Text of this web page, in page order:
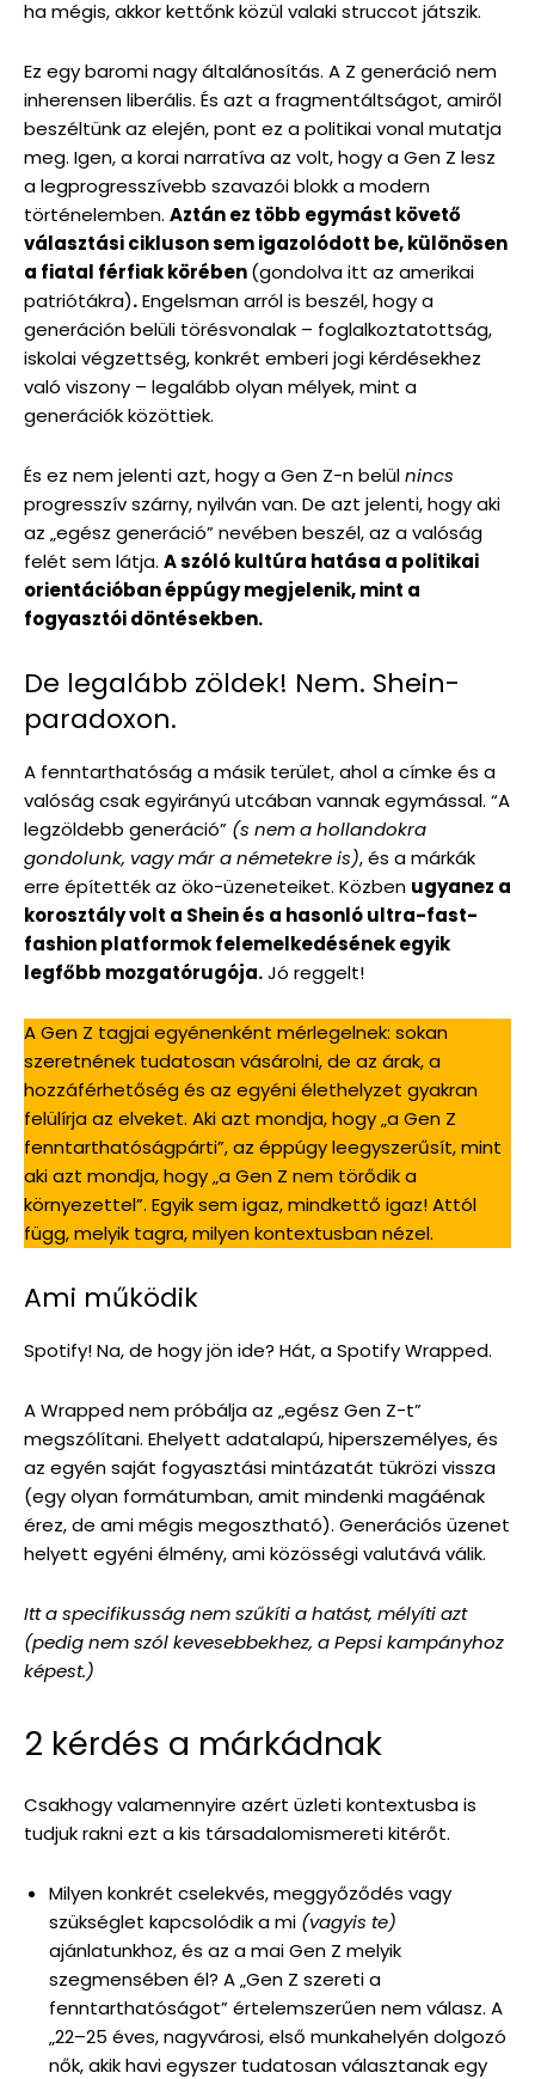
ha mégis, akkor kettőnk közül valaki struccot játszik.
Ez egy baromi nagy általánosítás. A Z generáció nem
inherensen liberális. És azt a fragmentáltságot, amiről
beszéltünk az elején, pont ez a politikai vonal mutatja
meg. Igen, a korai narratíva az volt, hogy a Gen Z lesz
a legprogresszívebb szavazói blokk a modern
történelemben. Aztán ez több egymást követő
választási cikluson sem igazolódott be, különösen
a fiatal férfiak körében(gondolva itt az amerikai
patriótákra).Engelsman arról is beszél, hogy a
generáción belüli törésvonalak – foglalkoztatottság,
iskolai végzettség, konkrét emberi jogi kérdésekhez
való viszony – legalább olyan mélyek, mint a
generációk közöttiek.
És ez nem jelenti azt, hogy a Gen Z-n belülnincs
progresszív szárny, nyilván van. De azt jelenti, hogy aki
az „egész generáció” nevében beszél, az a valóság
felét sem látja. A szóló kultúra hatása a politikai
orientációban éppúgy megjelenik, mint a
fogyasztói döntésekben.
De legalább zöldek! Nem. Shein-
paradoxon.
A fenntarthatóság a másik terület, ahol a címke és a
valóság csak egyirányú utcában vannak egymással. “A
legzöldebb generáció” (s nem a hollandokra
gondolunk, vagy már a németekre is), és a márkák
erre építették az öko-üzeneteiket. Közben ugyanez a
korosztály volt a Shein és a hasonló ultra-fast-
fashion platformok felemelkedésének egyik
legfőbb mozgatórugója.Jó reggelt!
A Gen Z tagjai egyénenként mérlegelnek: sokan
szeretnének tudatosan vásárolni, de az árak, a
hozzáférhetőség és az egyéni élethelyzet gyakran
felülírja az elveket. Aki azt mondja, hogy „a Gen Z
fenntarthatóságpárti”, az éppúgy leegyszerűsít, mint
aki azt mondja, hogy „a Gen Z nem törődik a
környezettel”. Egyik sem igaz, mindkettő igaz! Attól
függ, melyik tagra, milyen kontextusban nézel.
Ami működik
Spotify! Na, de hogy jön ide? Hát, a Spotify Wrapped.
A Wrapped nem próbálja az „egész Gen Z-t”
megszólítani. Ehelyett adatalapú, hiperszemélyes, és
az egyén saját fogyasztási mintázatát tükrözi vissza
(egy olyan formátumban, amit mindenki magáénak
érez, de ami mégis megosztható). Generációs üzenet
helyett egyéni élmény, ami közösségi valutává válik.
Itt a specifikusság nem szűkíti a hatást, mélyíti azt
(pedig nem szól kevesebbekhez, a Pepsi kampányhoz
képest.)
2 kérdés a márkádnak
Csakhogy valamennyire azért üzleti kontextusba is
tudjuk rakni ezt a kis társadalomismereti kitérőt.
Milyen konkrét cselekvés, meggyőződés vagy
szükséglet kapcsolódik a mi (vagyis te)
ajánlatunkhoz, és az a mai Gen Z melyik
szegmensében él? A „Gen Z szereti a
fenntarthatóságot” értelemszerűen nem válasz. A
„22–25 éves, nagyvárosi, első munkahelyén dolgozó
nők, akik havi egyszer tudatosan választanak egy